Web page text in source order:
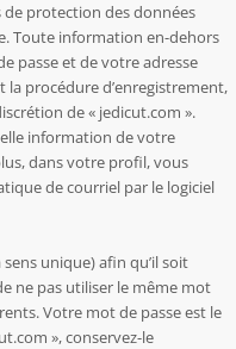
de protection des données
Toute information en-dehors
passe et de votre adresse
procédure d’enregistrement,
de « jedicut.com ».
information de votre
dans votre profil, vous
de courriel par le logiciel
unique) afin qu’il soit
ne pas utiliser le même mot
Votre mot de passe est le
», conservez-le